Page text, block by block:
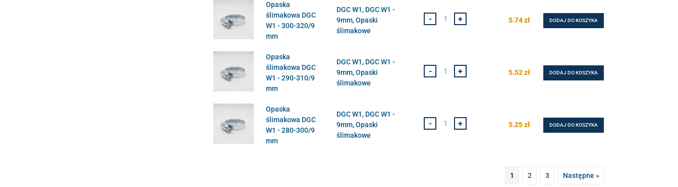
Opaska
ślimakowa DGC
W1 - 300-320/9
mm
DGC W1, DGC W1 -
9mm,Opaski
ślimakowe
- + 5.74zł DODAJ DO KOSZYKA
Opaska
ślimakowa DGC
W1 - 290-310/9
mm
DGC W1, DGC W1 -
9mm,Opaski
ślimakowe
- + 5.52zł DODAJ DO KOSZYKA
Opaska
ślimakowa DGC
W1 - 280-300/9
mm
DGC W1, DGC W1 -
9mm,Opaski
ślimakowe
- + 5.25zł DODAJ DO KOSZYKA
1 2 3 Następne »